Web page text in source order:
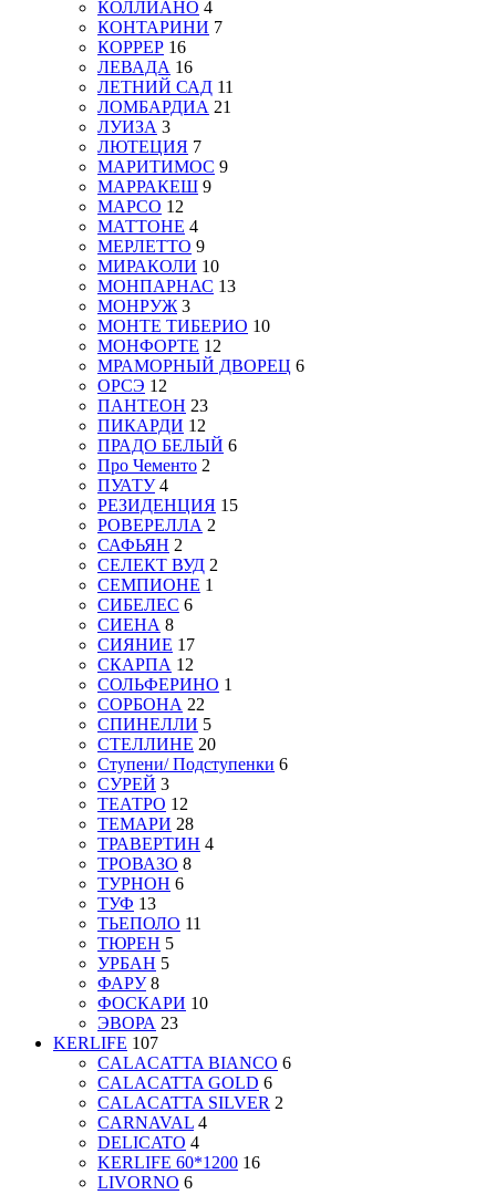
КОЛЛИАНО 4
КОНТАРИНИ 7
КОРРЕР 16
ЛЕВАДА 16
ЛЕТНИЙ САД 11
ЛОМБАРДИА 21
ЛУИЗА 3
ЛЮТЕЦИЯ 7
МАРИТИМОС 9
МАРРАКЕШ 9
МАРСО 12
МАТТОНЕ 4
МЕРЛЕТТО 9
МИРАКОЛИ 10
МОНПАРНАС 13
МОНРУЖ 3
МОНТЕ ТИБЕРИО 10
МОНФОРТЕ 12
МРАМОРНЫЙ ДВОРЕЦ 6
ОРСЭ 12
ПАНТЕОН 23
ПИКАРДИ 12
ПРАДО БЕЛЫЙ 6
Про Чементо 2
ПУАТУ 4
РЕЗИДЕНЦИЯ 15
РОВЕРЕЛЛА 2
САФЬЯН 2
СЕЛЕКТ ВУД 2
СЕМПИОНЕ 1
СИБЕЛЕС 6
СИЕНА 8
СИЯНИЕ 17
СКАРПА 12
СОЛЬФЕРИНО 1
СОРБОНА 22
СПИНЕЛЛИ 5
СТЕЛЛИНЕ 20
Ступени/ Подступенки 6
СУРЕЙ 3
ТЕАТРО 12
ТЕМАРИ 28
ТРАВЕРТИН 4
ТРОВАЗО 8
ТУРНОН 6
ТУФ 13
ТЬЕПОЛО 11
ТЮРЕН 5
УРБАН 5
ФАРУ 8
ФОСКАРИ 10
ЭВОРА 23
KERLIFE 107
CALACATTA BIANCO 6
CALACATTA GOLD 6
CALACATTA SILVER 2
CARNAVAL 4
DELICATO 4
KERLIFE 60*1200 16
LIVORNO 6